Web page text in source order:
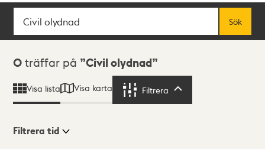
Sök
Sök
Sökresultat
0 träffar på Civil olydnad
Visa lista Visa karta Filtrera
Filtrera tid